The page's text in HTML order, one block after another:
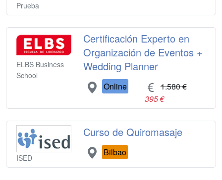
Prueba
ELBS Business
School
Certificación Experto en
Organización de Eventos +
Wedding Planner
Online
1.580 €
395 €
ISED
Curso de Quiromasaje
Bilbao